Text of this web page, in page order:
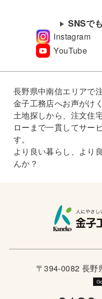
SNSで
Instagram
YouTube
長野県中南信エリアで
金子工務店へお声がけ
土地探しから、注文住
ローまで一貫してサー
す。
より良い暮らし、より
んか？
〒394-0082 長野